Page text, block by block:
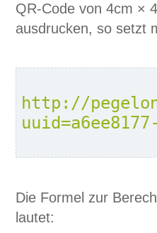
QR-Code von 4cm ×
ausdrucken, so setzt
http://
Die Formel zur
lautet: